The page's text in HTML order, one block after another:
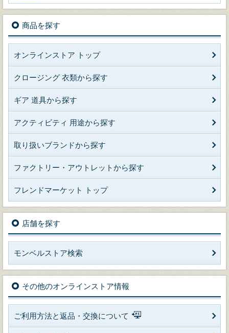
商品を探す
オンラインストア トップ
クロージング 衣類から探す
ギア 道具から探す
アクティビティ 用途から探す
取り扱いブランドから探す
ファクトリー・アウトレットから探す
フレンドマーケット トップ
店舗を探す
モンベルストア検索
その他のオンラインストア情報
ご利用方法と返品・交換について